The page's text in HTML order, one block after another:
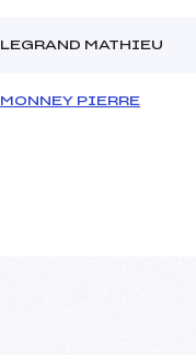
LEGRAND MATHIEU
MONNEY PIERRE